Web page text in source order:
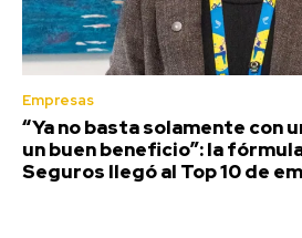
Empresas
“Ya no basta solamente con
un buen beneficio”: la
Seguros llegó al Top 10 de